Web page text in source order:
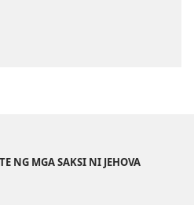
Pag- Pag-
NG MGA SAKSI NI JEHOVA